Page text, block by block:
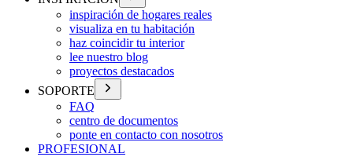
inspiración de hogares reales
visualiza en tu habitación
haz coincidir tu interior
lee nuestro blog
proyectos destacados
SOPORTE
FAQ
centro de documentos
ponte en contacto con nosotros
PROFESIONAL